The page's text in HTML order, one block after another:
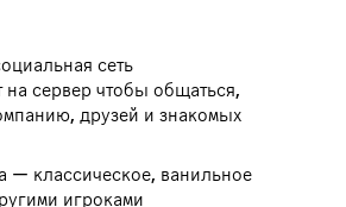
сеть
на сервер чтобы общаться,
друзей и знакомых
— классическое, ванильное
игроками